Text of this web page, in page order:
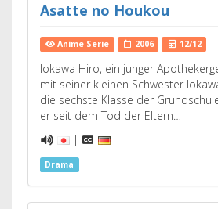
Asatte no Houkou
Anime Serie 2006 12/12
Iokawa Hiro, ein junger
mit seiner kleinen Schwester
die sechste Klasse der
er seit dem Tod der Eltern…
|
Drama